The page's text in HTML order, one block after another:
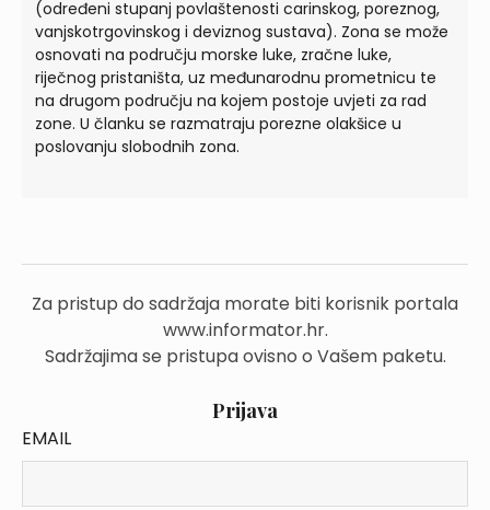
(određeni stupanj povlaštenosti carinskog, poreznog,
vanjskotrgovinskog i deviznog sustava). Zona se može
osnovati na području morske luke, zračne luke,
riječnog pristaništa, uz međunarodnu prometnicu te
na drugom području na kojem postoje uvjeti za rad
zone. U članku se razmatraju porezne olakšice u
poslovanju slobodnih zona.
Za pristup do sadržaja morate biti korisnik portala
www.informator.hr.
Sadržajima se pristupa ovisno o Vašem paketu.
Prijava
EMAIL